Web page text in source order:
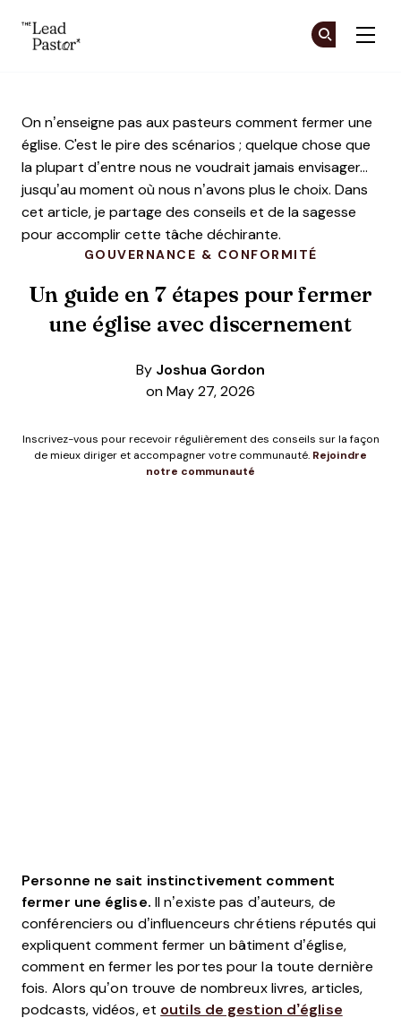
GOUVERNANCE & CONFORMITÉ
Un guide en 7 étapes pour fermer
une église avec discernement
By Joshua Gordon
on May 27, 2026
Inscrivez-vous pour recevoir régulièrement des conseils sur la façon
de mieux diriger et accompagner votre communauté. Rejoindre
notre communauté
On n’enseigne pas aux pasteurs comment fermer une
église. C'est le pire des scénarios ; quelque chose que
la plupart d’entre nous ne voudrait jamais envisager...
jusqu’au moment où nous n’avons plus le choix. Dans
cet article, je partage des conseils et de la sagesse
pour accomplir cette tâche déchirante.
Personne ne sait instinctivement comment
fermer une église. Il n’existe pas d’auteurs, de
conférenciers ou d’influenceurs chrétiens réputés qui
expliquent comment fermer un bâtiment d’église,
comment en fermer les portes pour la toute dernière
fois. Alors qu’on trouve de nombreux livres, articles,
podcasts, vidéos, et outils de gestion d’église